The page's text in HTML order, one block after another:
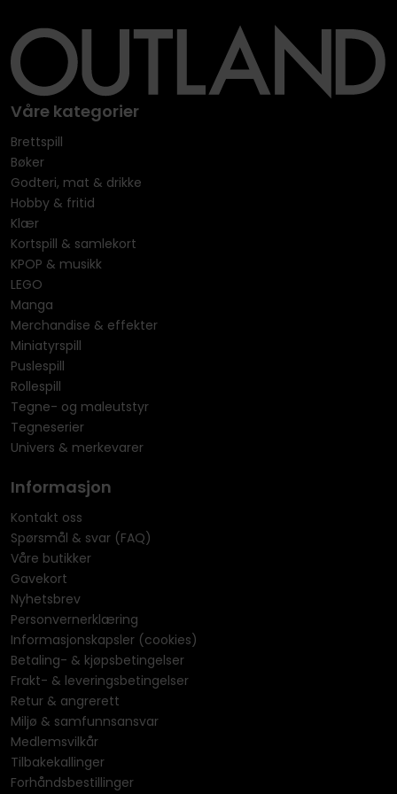
Våre kategorier
Brettspill
Bøker
Godteri, mat & drikke
Hobby & fritid
Klær
Kortspill & samlekort
KPOP & musikk
LEGO
Manga
Merchandise & effekter
Miniatyrspill
Puslespill
Rollespill
Tegne- og maleutstyr
Tegneserier
Univers & merkevarer
Informasjon
Kontakt oss
Spørsmål & svar (FAQ)
Våre butikker
Gavekort
Nyhetsbrev
Personvernerklæring
Informasjonskapsler (cookies)
Betaling- & kjøpsbetingelser
Frakt- & leveringsbetingelser
Retur & angrerett
Miljø & samfunnsansvar
Medlemsvilkår
Tilbakekallinger
Forhåndsbestillinger